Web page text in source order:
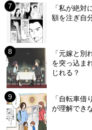
「私が絶
額を注ぎ自
「元嫁と
を突っ込ま
じれる？
「自転車
が理解でき